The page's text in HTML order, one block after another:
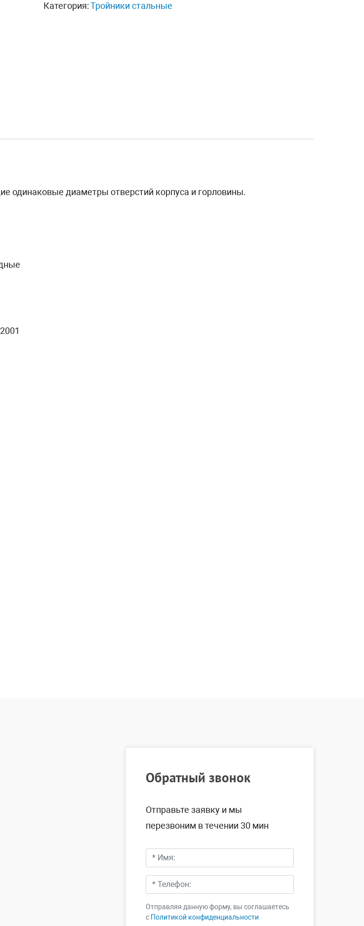
Категория:Тройники стальные
одинаковые диаметры отверстий корпуса и горловины.
Обратный звонок
Отправьте заявку и мы
перезвоним в течении 30 мин
Отправляя данную форму, вы соглашаетесь
c Политикой конфиденциальности